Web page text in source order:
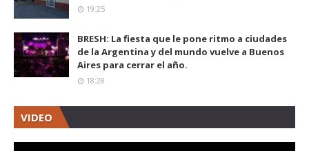
19:25
BRESH: La fiesta que le pone ritmo a ciudades
de la Argentina y del mundo vuelve a Buenos
Aires para cerrar el año.
18:28
VIDEO